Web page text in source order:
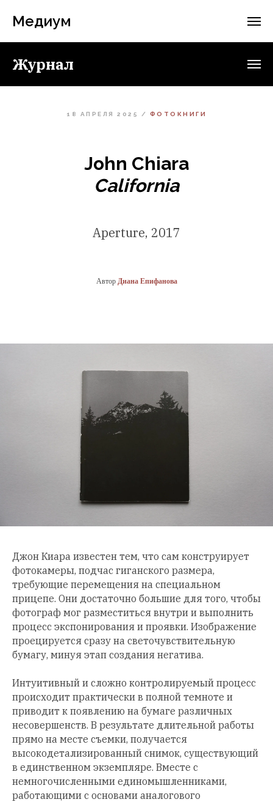
Медиум
Журнал
18 АПРЕЛЯ 2025 / ФОТОКНИГИ
John Chiara
California
Aperture, 2017
АвторДиана Епифанова
Джон Киара известен тем, что сам конструирует
фотокамеры, подчас гиганского размера,
требующие перемещения на специальном
прицепе. Они достаточно большие для того, чтобы
фотограф мог разместиться внутри и выполнить
процесс экспонирования и проявки. Изображение
проецируется сразу на светочувствительную
бумагу, минуя этап создания негатива.
Интуитивный и сложно контролируемый процесс
происходит практически в полной темноте и
приводит к появлению на бумаге различных
несовершенств. В результате длительной работы
прямо на месте съемки, получается
высокодетализированный снимок, существующий
в единственном экземпляре. Вместе с
немногочисленными единомышленниками,
работающими с основами аналогового